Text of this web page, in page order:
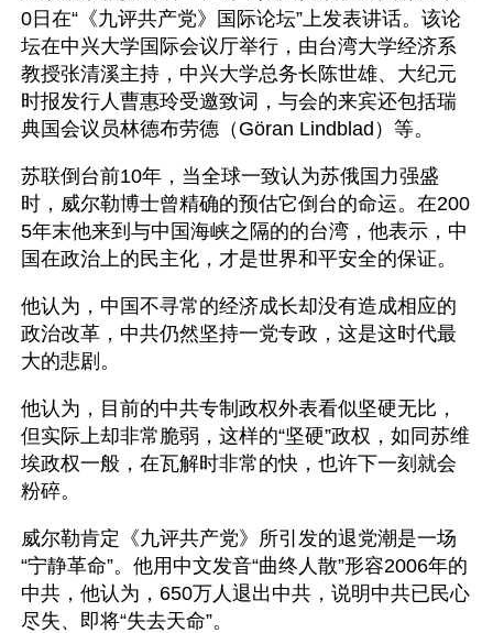
0日在“《九评共产党》国际论坛”上发表讲话。该论
坛在中兴大学国际会议厅举行，由台湾大学经济系
教授张清溪主持，中兴大学总务长陈世雄、大纪元
时报发行人曹惠玲受邀致词，与会的来宾还包括瑞
典国会议员林德布劳德（Göran Lindblad）等。
苏联倒台前10年，当全球一致认为苏俄国力强盛
时，威尔勒博士曾精确的预估它倒台的命运。在200
5年末他来到与中国海峡之隔的的台湾，他表示，中
国在政治上的民主化，才是世界和平安全的保证。
他认为，中国不寻常的经济成长却没有造成相应的
政治改革，中共仍然坚持一党专政，这是这时代最
大的悲剧。
他认为，目前的中共专制政权外表看似坚硬无比，
但实际上却非常脆弱，这样的“坚硬”政权，如同苏维
埃政权一般，在瓦解时非常的快，也许下一刻就会
粉碎。
威尔勒肯定《九评共产党》所引发的退党潮是一场
“宁静革命”。他用中文发音“曲终人散”形容2006年的
中共，他认为，650万人退出中共，说明中共已民心
尽失、即将“失去天命”。